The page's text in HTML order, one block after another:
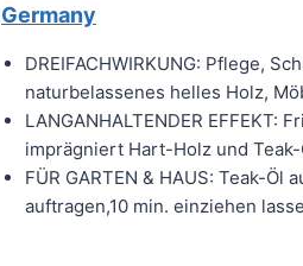
Germany
DREIFACHWIRKUNG: Pflege,
naturbelassenes helles Holz,
LANGANHALTENDER EFFEKT:
imprägniert Hart-Holz und
FÜR GARTEN & HAUS: Teak-Öl
auftragen,10 min. einziehen